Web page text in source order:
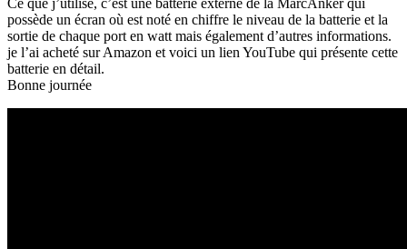
Ce que j’utilise, c’est une batterie externe de la MarcAnker qui
possède un écran où est noté en chiffre le niveau de la batterie et la
sortie de chaque port en watt mais également d’autres informations.
je l’ai acheté sur Amazon et voici un lien YouTube qui présente cette
batterie en détail.
Bonne journée